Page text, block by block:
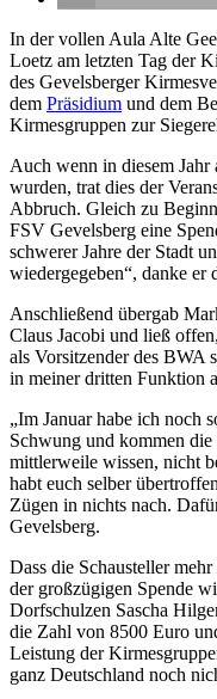
In der vollen Aula Alte
Loetz am letzten Tag der
des Gevelsberger
dem Präsidium und dem
Kirmesgruppen zur
Auch wenn in diesem Jahr
wurden, trat dies der
Abbruch. Gleich zu
FSV Gevelsberg eine
schwerer Jahre der Stadt
wiedergegeben“, danke er
Anschließend übergab
Claus Jacobi und ließ
als Vorsitzender des BWA
in meiner dritten Funktion
„Im Januar habe ich noch
Schwung und kommen
mittlerweile wissen, nicht
habt euch selber
Zügen in nichts nach.
Gevelsberg.
Dass die Schausteller
der großzügigen Spende
Dorfschulzen Sascha
die Zahl von 8500 Euro
Leistung der
ganz Deutschland noch